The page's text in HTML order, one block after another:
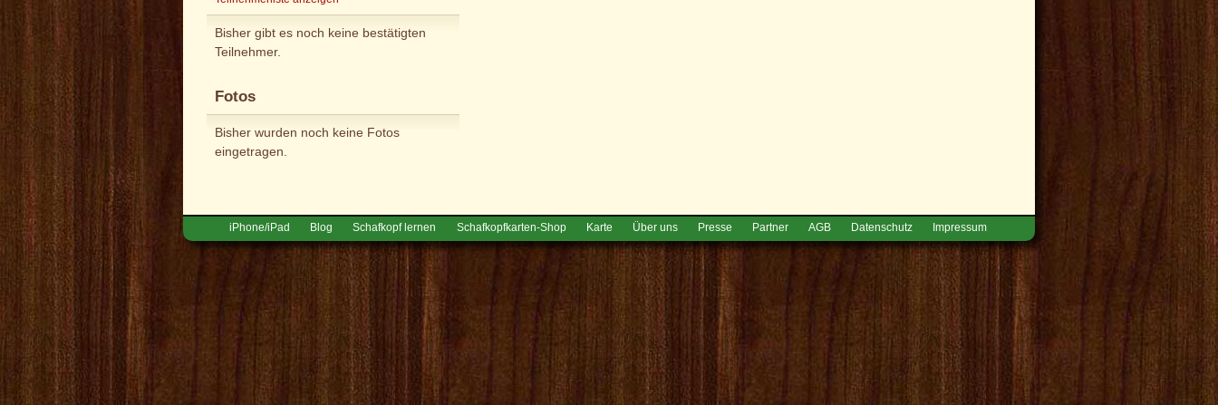
Bisher gibt es noch keine bestätigten
Teilnehmer.
Fotos
Bisher wurden noch keine Fotos
eingetragen.
iPhone/iPad Blog Schafkopf lernen Schafkopfkarten-Shop Karte Über uns Presse Partner AGB Datenschutz Impressum